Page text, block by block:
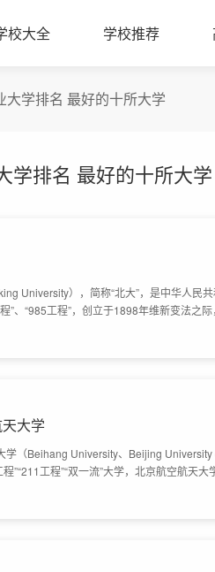
校大全 学校推荐
学排名 最好的十所大学
学排名 最好的十所大学
University），简称“北大”，是中华人民
”、“985工程”，创立于1898年维新变法之
大学
学（Beihang University、Beijing
程”“211工程”“双一流”大学，北京航空航天